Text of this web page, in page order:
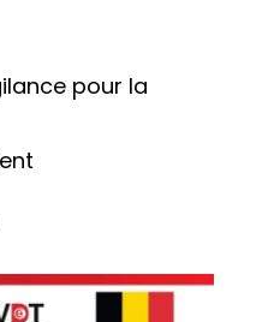
pour la